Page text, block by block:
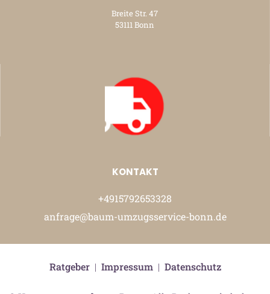
Breite Str. 47
53111 Bonn
KONTAKT
+4915792653328
anfrage@baum-umzugsservice-bonn.de
Ratgeber| Impressum| Datenschutz